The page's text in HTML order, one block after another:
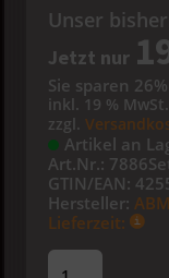
Unser
Jetzt nur
Sie sparen
inkl. 19 % MwSt.
zzgl.
Artikel an
Art.Nr.:
GTIN/EAN:
Hersteller:
Lieferzeit: